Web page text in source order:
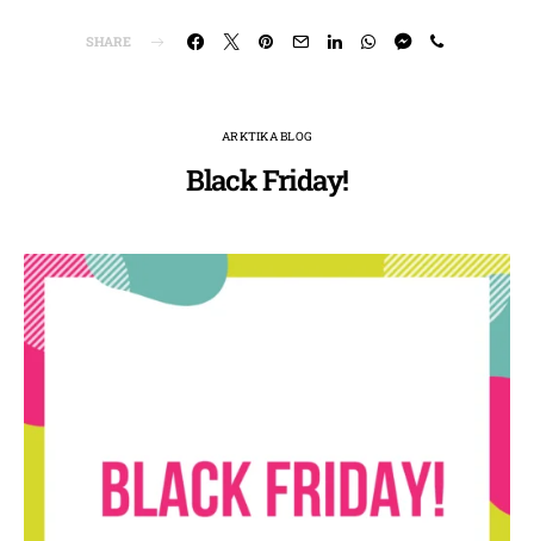
SHARE
ARKTIKA BLOG
Black Friday!